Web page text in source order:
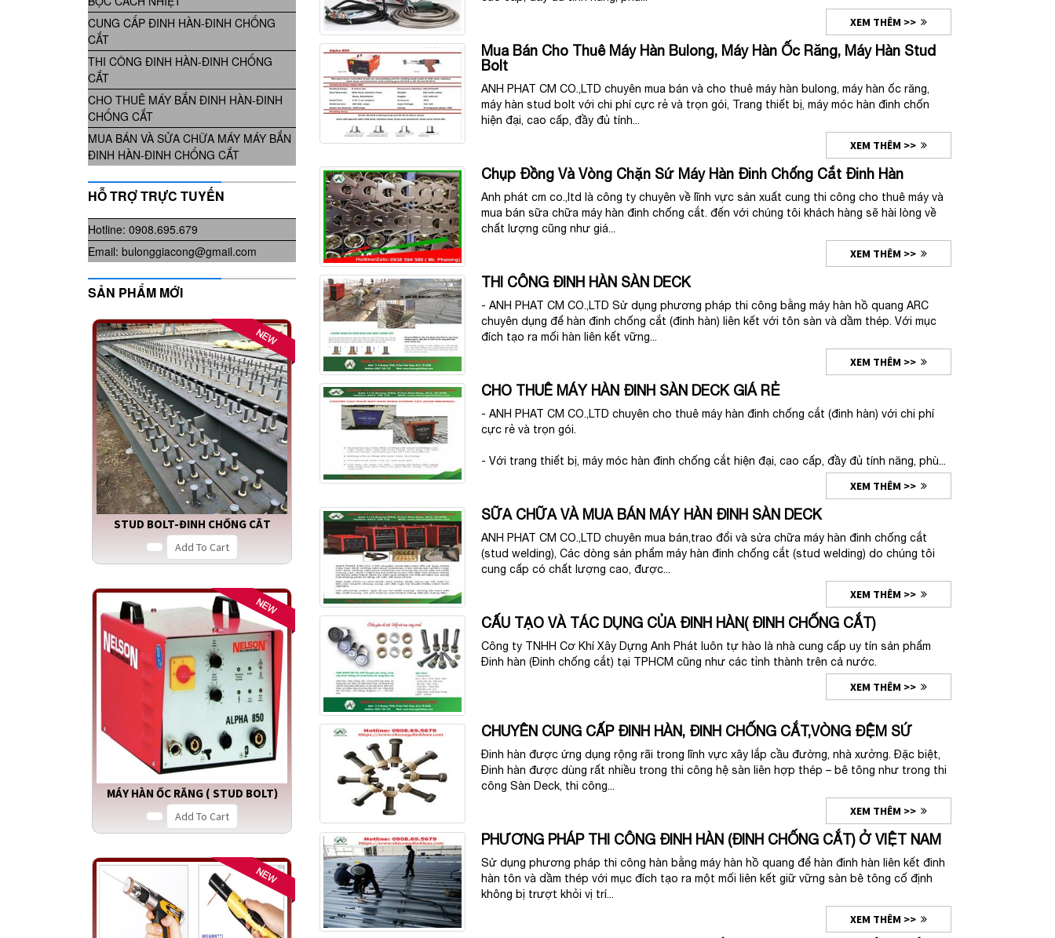
CUNG CẤP ĐINH HÀN-ĐINH CHỐNG
CẮT
THI CÔNG ĐINH HÀN-ĐINH CHỐNG
CẮT
CHO THUÊ MÁY BẮN ĐINH HÀN-ĐINH
CHỐNG CẮT
MUA BÁN VÀ SỬA CHỮA MÁY MÁY BẮN
ĐINH HÀN-ĐINH CHỐNG CẮT
HỖ TRỢ TRỰC TUYẾN
Hotline: 0908.695.679
Email: bulonggiacong@gmail.com
SẢN PHẨM MỚI
STUD BOLT-ĐINH CHỐNG CẮT
Add To Cart
MÁY HÀN ỐC RĂNG ( STUD BOLT)
Add To Cart
XEM THÊM >>
Mua Bán Cho Thuê Máy Hàn Bulong, Máy Hàn Ốc Răng, Máy Hàn Stud
Bolt
ANH PHAT CM CO.,LTD chuyên mua bán và cho thuê máy hàn bulong, máy hàn ốc răng,
máy hàn stud bolt với chi phí cực rẻ và trọn gói, Trang thiết bị, máy móc hàn đinh chốn
hiện đại, cao cấp, đầy đủ tính...
XEM THÊM >>
Chụp Đồng Và Vòng Chặn Sứ Máy Hàn Đinh Chống Cắt Đinh Hàn
Anh phát cm co.,ltd là công ty chuyên về lĩnh vực sản xuất cung thi công cho thuê máy và
mua bán sữa chữa máy hàn đinh chống cắt. đến với chúng tôi khách hàng sẽ hài lòng về
chất lượng cũng như giá...
XEM THÊM >>
THI CÔNG ĐINH HÀN SÀN DECK
- ANH PHAT CM CO.,LTD Sử dụng phương pháp thi công bằng máy hàn hồ quang ARC
chuyên dụng để hàn đinh chống cắt (đinh hàn) liên kết với tôn sàn và dầm thép. Với mục
đích tạo ra mối hàn liên kết vững...
XEM THÊM >>
CHO THUÊ MÁY HÀN ĐINH SÀN DECK GIÁ RẺ
- ANH PHAT CM CO.,LTD chuyên cho thuê máy hàn đinh chống cắt (đinh hàn) với chi phí
cực rẻ và trọn gói.
- Với trang thiết bị, máy móc hàn đinh chống cắt hiện đại, cao cấp, đầy đủ tính năng, phù...
XEM THÊM >>
SỮA CHỮA VÀ MUA BÁN MÁY HÀN ĐINH SÀN DECK
ANH PHAT CM CO.,LTD chuyên mua bán,trao đổi và sửa chữa máy hàn đinh chống cắt
(stud welding), Các dòng sản phẩm máy hàn đinh chống cắt (stud welding) do chúng tôi
cung cấp có chất lượng cao, được...
XEM THÊM >>
CẤU TẠO VÀ TÁC DỤNG CỦA ĐINH HÀN( ĐINH CHỐNG CẮT)
Công ty TNHH Cơ Khí Xây Dựng Anh Phát luôn tự hào là nhà cung cấp uy tín sản phẩm
Đinh hàn (Đinh chống cắt) tại TPHCM cũng như các tỉnh thành trên cả nước.
XEM THÊM >>
CHUYÊN CUNG CẤP ĐINH HÀN, ĐINH CHỐNG CẮT,VÒNG ĐỆM SỨ
Đinh hàn được ứng dụng rộng rãi trong lĩnh vực xây lắp cầu đường, nhà xưởng. Đặc biệt,
Đinh hàn được dùng rất nhiều trong thi công hệ sàn liên hợp thép – bê tông như trong thi
công Sàn Deck, thi công...
XEM THÊM >>
PHƯƠNG PHÁP THI CÔNG ĐINH HÀN (ĐINH CHỐNG CẮT) Ở VIỆT NAM
Sử dụng phương pháp thi công hàn bằng máy hàn hồ quang để hàn đinh hàn liên kết đinh
hàn tôn và dầm thép với mục đích tạo ra một mối liên kết giữ vững sàn bê tông cố định
không bị trượt khỏi vị trí...
XEM THÊM >>